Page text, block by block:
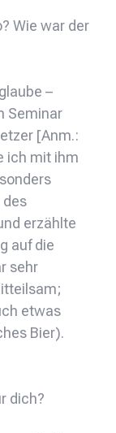
Wie war der
–
Seminar
[Anm.:
ich mit ihm
des
erzählte
auf die
sehr
etwas
Bier).
dich?